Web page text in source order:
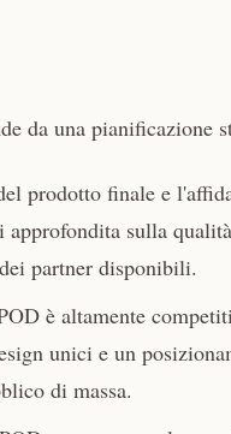
da una pianificazione
prodotto finale e
sulla
partner disponibili.
è altamente
unici e un
di massa.